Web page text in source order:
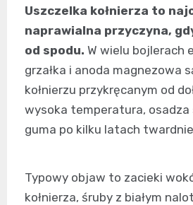
Uszczelka kołnierza to
naprawialna przyczyna,
od spodu. W wielu bojlerach
grzałka i anoda magnezowa
kołnierzu przykręcanym od
wysoka temperatura, osadza
guma po kilku latach
Typowy objaw to zacieki
kołnierza, śruby z białym